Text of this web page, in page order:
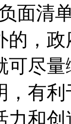
面清
的，
可尽
，有
力和创